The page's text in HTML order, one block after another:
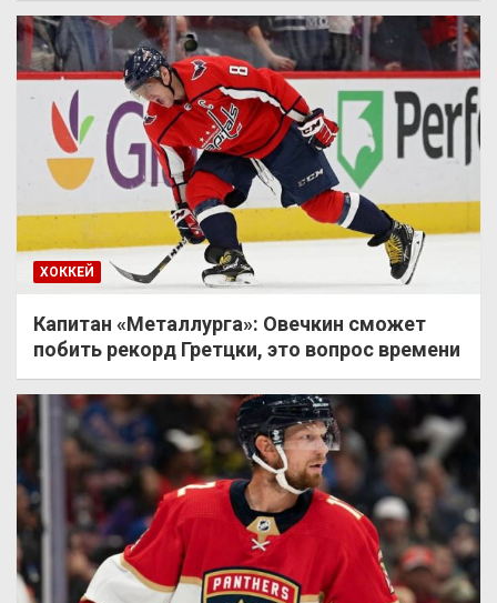
ХОККЕЙ
Капитан «Металлурга»: Овечкин сможет
побить рекорд Гретцки, это вопрос времени